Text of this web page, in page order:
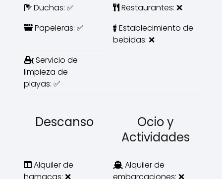
Duchas: ✅
Restaurantes: ❌
Papeleras: ✅
Establecimiento de
bebidas: ❌
Servicio de
limpieza de
playas: ✅
Descanso
Ocio y
Actividades
Alquiler de
Alquiler de